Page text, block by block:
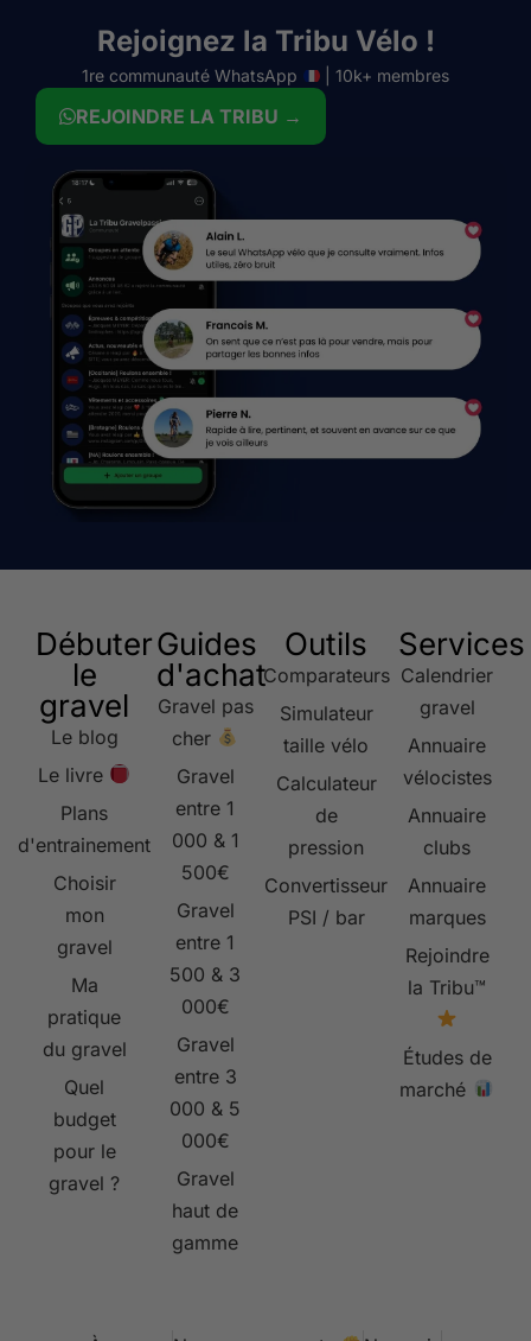
Rejoignez la Tribu Vélo !
1re communauté WhatsApp | 10k+ membres
REJOINDRE LA TRIBU →
Débuter
le
gravel
Le blog
Le livre
Plans
d'entrainement
Choisir
mon
gravel
Ma
pratique
du gravel
Quel
budget
pour le
gravel ?
Guides
d'achat
Gravel pas
cher
Gravel
entre 1
000 & 1
500€
Gravel
entre 1
500 & 3
000€
Gravel
entre 3
000 & 5
000€
Gravel
haut de
gamme
Outils
Comparateurs
Simulateur
taille vélo
Calculateur
de
pression
Convertisseur
PSI / bar
Services
Calendrier
gravel
Annuaire
vélocistes
Annuaire
clubs
Annuaire
marques
Rejoindre
la Tribu™
Études de
marché